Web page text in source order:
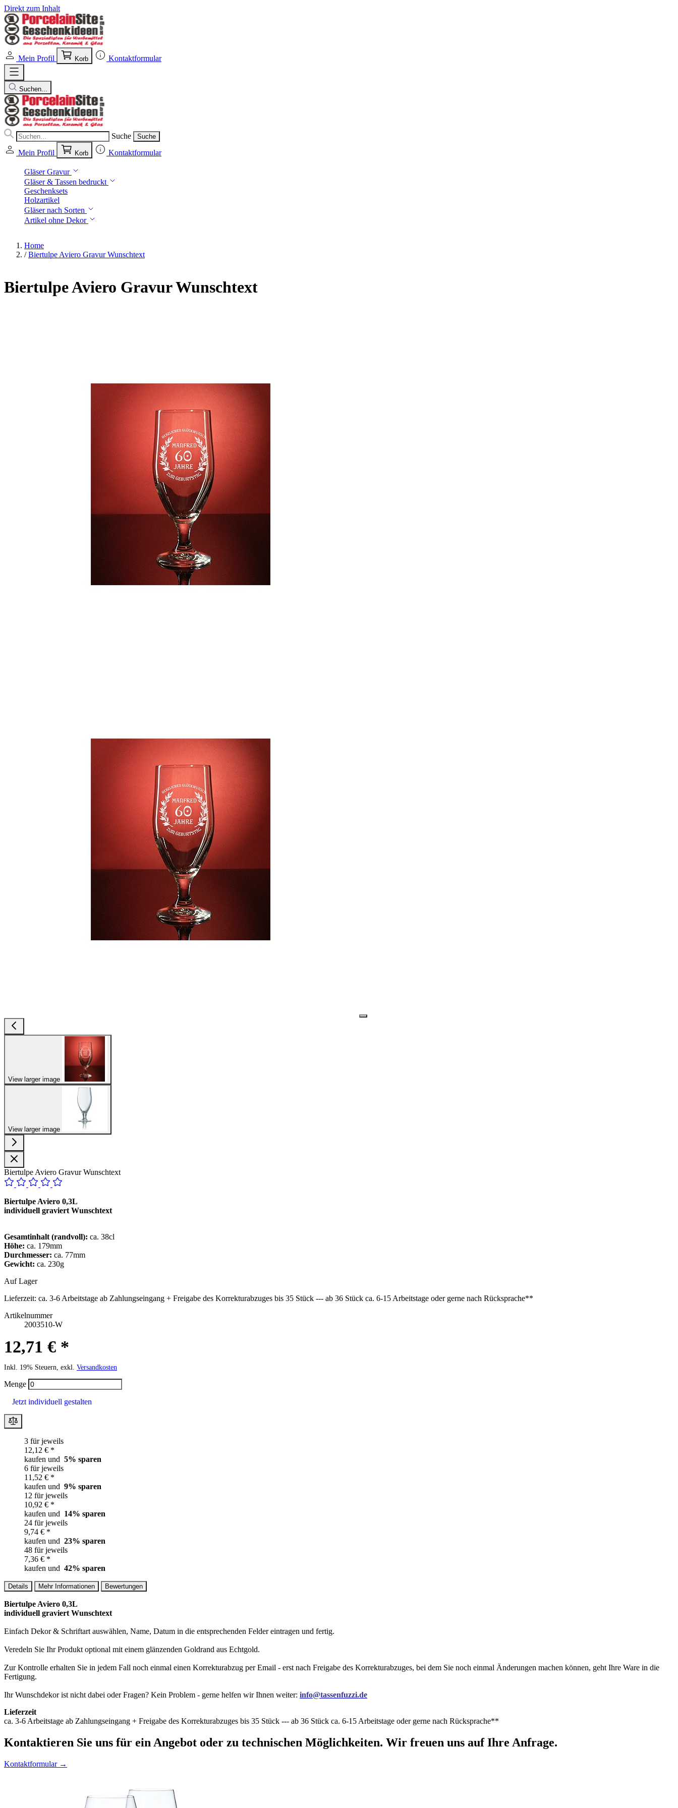
Direkt zum Inhalt
Mein Profil Korb Kontaktformular
Suchen...
Suche Suche
Mein Profil Korb Kontaktformular
Gläser Gravur
Gläser & Tassen bedruckt
Geschenksets
Holzartikel
Gläser nach Sorten
Artikel ohne Dekor
Home
/ Biertulpe Aviero Gravur Wunschtext
Biertulpe Aviero Gravur Wunschtext
View larger image
View larger image
Biertulpe Aviero Gravur Wunschtext
Biertulpe Aviero 0,3L
individuell graviert Wunschtext
Gesamtinhalt (randvoll): ca. 38cl
Höhe: ca. 179mm
Durchmesser: ca. 77mm
Gewicht: ca. 230g
Auf Lager
Lieferzeit: ca. 3-6 Arbeitstage ab Zahlungseingang + Freigabe des Korrekturabzuges bis 35 Stück --- ab 36 Stück ca. 6-15 Arbeitstage oder gerne nach Rücksprache**
Artikelnummer
2003510-W
12,71 € *
Inkl. 19% Steuern, exkl. Versandkosten
Menge
Jetzt individuell gestalten
3 für jeweils
12,12 € *
kaufen und 5% sparen
6 für jeweils
11,52 € *
kaufen und 9% sparen
12 für jeweils
10,92 € *
kaufen und 14% sparen
24 für jeweils
9,74 € *
kaufen und 23% sparen
48 für jeweils
7,36 € *
kaufen und 42% sparen
Details Mehr Informationen Bewertungen
Biertulpe Aviero 0,3L
individuell graviert Wunschtext
Einfach Dekor & Schriftart auswählen, Name, Datum in die entsprechenden Felder eintragen und fertig.
Veredeln Sie Ihr Produkt optional mit einem glänzenden Goldrand aus Echtgold.
Zur Kontrolle erhalten Sie in jedem Fall noch einmal einen Korrekturabzug per Email - erst nach Freigabe des Korrekturabzuges, bei dem Sie noch einmal Änderungen machen können, geht Ihre Ware in die
Fertigung.
Ihr Wunschdekor ist nicht dabei oder Fragen? Kein Problem - gerne helfen wir Ihnen weiter: info@tassenfuzzi.de
Lieferzeit
ca. 3-6 Arbeitstage ab Zahlungseingang + Freigabe des Korrekturabzuges bis 35 Stück --- ab 36 Stück ca. 6-15 Arbeitstage oder gerne nach Rücksprache**
Kontaktieren Sie uns für ein Angebot oder zu technischen Möglichkeiten. Wir freuen uns auf Ihre Anfrage.
Kontaktformular →